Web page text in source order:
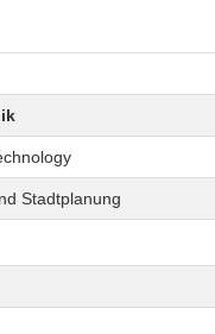
Stadtplanung